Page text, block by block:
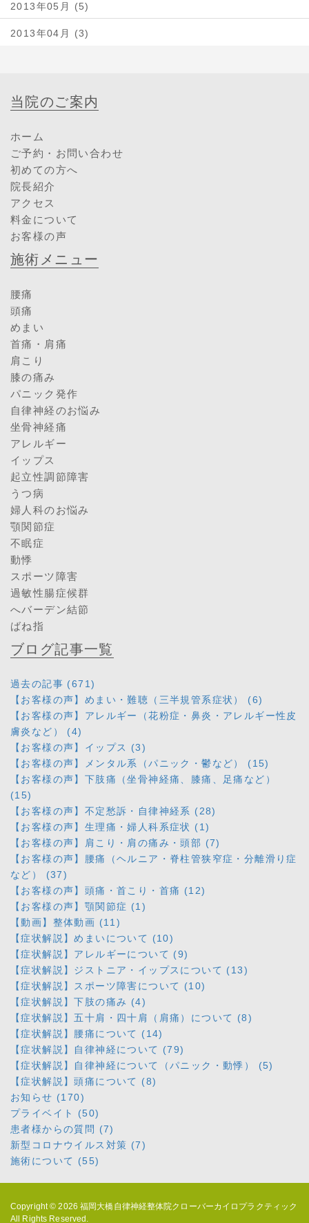
2013年05月 (5)
2013年04月 (3)
当院のご案内
ホーム
ご予約・お問い合わせ
初めての方へ
院長紹介
アクセス
料金について
お客様の声
施術メニュー
腰痛
頭痛
めまい
首痛・肩痛
肩こり
膝の痛み
パニック発作
自律神経のお悩み
坐骨神経痛
アレルギー
イップス
起立性調節障害
うつ病
婦人科のお悩み
顎関節症
不眠症
動悸
スポーツ障害
過敏性腸症候群
へバーデン結節
ばね指
ブログ記事一覧
過去の記事 (671)
【お客様の声】めまい・難聴（三半規管系症状） (6)
【お客様の声】アレルギー（花粉症・鼻炎・アレルギー性皮
膚炎など） (4)
【お客様の声】イップス (3)
【お客様の声】メンタル系（パニック・鬱など） (15)
【お客様の声】下肢痛（坐骨神経痛、膝痛、足痛など）
(15)
【お客様の声】不定愁訴・自律神経系 (28)
【お客様の声】生理痛・婦人科系症状 (1)
【お客様の声】肩こり・肩の痛み・頭部 (7)
【お客様の声】腰痛（ヘルニア・脊柱管狭窄症・分離滑り症
など） (37)
【お客様の声】頭痛・首こり・首痛 (12)
【お客様の声】顎関節症 (1)
【動画】整体動画 (11)
【症状解説】めまいについて (10)
【症状解説】アレルギーについて (9)
【症状解説】ジストニア・イップスについて (13)
【症状解説】スポーツ障害について (10)
【症状解説】下肢の痛み (4)
【症状解説】五十肩・四十肩（肩痛）について (8)
【症状解説】腰痛について (14)
【症状解説】自律神経について (79)
【症状解説】自律神経について（パニック・動悸） (5)
【症状解説】頭痛について (8)
お知らせ (170)
プライベイト (50)
患者様からの質問 (7)
新型コロナウイルス対策 (7)
施術について (55)
Copyright © 2026福岡大橋自律神経整体院クローバーカイロプラクティック
All Rights Reserved.